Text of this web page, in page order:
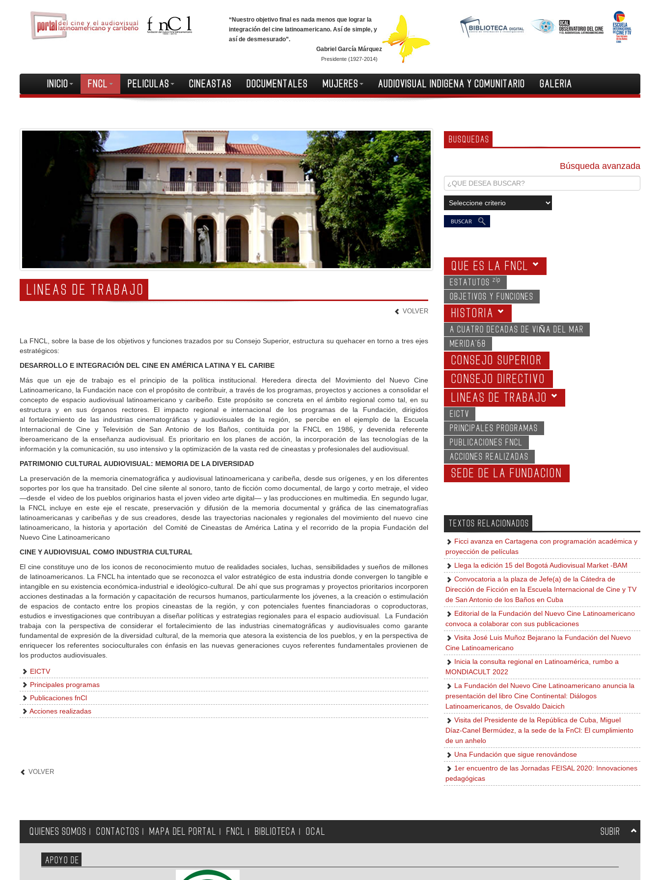
“Nuestro objetivo final es nada menos que lograr la
integración del cine latinoamericano. Así de simple, y
así de desmesurado”.
Gabriel García Márquez
Presidente (1927-2014)
INICIO FNCL PELICULAS CINEASTAS DOCUMENTALES MUJERES AUDIOVISUAL INDIGENA Y COMUNITARIO GALERIA
LINEAS DE TRABAJO
VOLVER
La FNCL, sobre la base de los objetivos y funciones trazados por su Consejo Superior, estructura su quehacer en torno a tres ejes
estratégicos:
DESARROLLO E INTEGRACIÓN DEL CINE EN AMÉRICA LATINA Y EL CARIBE
Más que un eje de trabajo es el principio de la política institucional. Heredera directa del Movimiento del Nuevo Cine
Latinoamericano, la Fundación nace con el propósito de contribuir, a través de los programas, proyectos y acciones a consolidar el
concepto de espacio audiovisual latinoamericano y caribeño. Este propósito se concreta en el ámbito regional como tal, en su
estructura y en sus órganos rectores. El impacto regional e internacional de los programas de la Fundación, dirigidos
al fortalecimiento de las industrias cinematográficas y audiovisuales de la región, se percibe en el ejemplo de la Escuela
Internacional de Cine y Televisión de San Antonio de los Baños, contituida por la FNCL en 1986, y devenida referente
iberoamericano de la enseñanza audiovisual. Es prioritario en los planes de acción, la incorporación de las tecnologías de la
información y la comunicación, su uso intensivo y la optimización de la vasta red de cineastas y profesionales del audiovisual.
PATRIMONIO CULTURAL AUDIOVISUAL: MEMORIA DE LA DIVERSIDAD
La preservación de la memoria cinematográfica y audiovisual latinoamericana y caribeña, desde sus orígenes, y en los diferentes
soportes por los que ha transitado. Del cine silente al sonoro, tanto de ficción como documental, de largo y corto metraje, el video
—desde el video de los pueblos originarios hasta el joven video arte digital— y las producciones en multimedia. En segundo lugar,
la FNCL incluye en este eje el rescate, preservación y difusión de la memoria documental y gráfica de las cinematografías
latinoamericanas y caribeñas y de sus creadores, desde las trayectorias nacionales y regionales del movimiento del nuevo cine
latinoamericano, la historia y aportación del Comité de Cineastas de América Latina y el recorrido de la propia Fundación del
Nuevo Cine Latinoamericano
CINE Y AUDIOVISUAL COMO INDUSTRIA CULTURAL
El cine constituye uno de los iconos de reconocimiento mutuo de realidades sociales, luchas, sensibilidades y sueños de millones
de latinoamericanos. La FNCL ha intentado que se reconozca el valor estratégico de esta industria donde convergen lo tangible e
intangible en su existencia económica-industrial e ideológico-cultural. De ahí que sus programas y proyectos prioritarios incorporen
acciones destinadas a la formación y capacitación de recursos humanos, particularmente los jóvenes, a la creación o estimulación
de espacios de contacto entre los propios cineastas de la región, y con potenciales fuentes financiadoras o coproductoras,
estudios e investigaciones que contribuyan a diseñar políticas y estrategias regionales para el espacio audiovisual. La Fundación
trabaja con la perspectiva de considerar el fortalecimiento de las industrias cinematográficas y audiovisuales como garante
fundamental de expresión de la diversidad cultural, de la memoria que atesora la existencia de los pueblos, y en la perspectiva de
enriquecer los referentes socioculturales con énfasis en las nuevas generaciones cuyos referentes fundamentales provienen de
los productos audiovisuales.
EICTV
Principales programas
Publicaciones fnCl
Acciones realizadas
VOLVER
BUSQUEDAS
Búsqueda avanzada
QUE ES LA FNCL
ESTATUTOSzip
OBJETIVOS Y FUNCIONES
HISTORIA
A CUATRO DECADAS DE VIÑA DEL MAR
MERIDA'68
CONSEJO SUPERIOR
CONSEJO DIRECTIVO
LINEAS DE TRABAJO
EICTV
PRINCIPALES PROGRAMAS
PUBLICACIONES FNCL
ACCIONES REALIZADAS
SEDE DE LA FUNDACION
TEXTOS RELACIONADOS
Ficci avanza en Cartagena con programación académica y
proyección de películas
Llega la edición 15 del Bogotá Audiovisual Market -BAM
Convocatoria a la plaza de Jefe(a) de la Cátedra de
Dirección de Ficción en la Escuela Internacional de Cine y TV
de San Antonio de los Baños en Cuba
Editorial de la Fundación del Nuevo Cine Latinoamericano
convoca a colaborar con sus publicaciones
Visita José Luis Muñoz Bejarano la Fundación del Nuevo
Cine Latinoamericano
Inicia la consulta regional en Latinoamérica, rumbo a
MONDIACULT 2022
La Fundación del Nuevo Cine Latinoamericano anuncia la
presentación del libro Cine Continental: Diálogos
Latinoamericanos, de Osvaldo Daicich
Visita del Presidente de la República de Cuba, Miguel
Díaz-Canel Bermúdez, a la sede de la FnCl: El cumplimiento
de un anhelo
Una Fundación que sigue renovándose
1er encuentro de las Jornadas FEISAL 2020: Innovaciones
pedagógicas
QUIENES SOMOS CONTACTOS MAPA DEL PORTAL FNCL BIBLIOTECA OCAL SUBIR
APOYO DE